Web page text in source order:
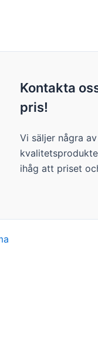
Kontakta
pris!
Vi säljer några
ihåg att priset